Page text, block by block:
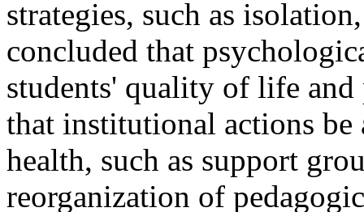
strategies, such as
concluded that
students' quality of life and
that institutional actions be
health, such as support
reorganization of